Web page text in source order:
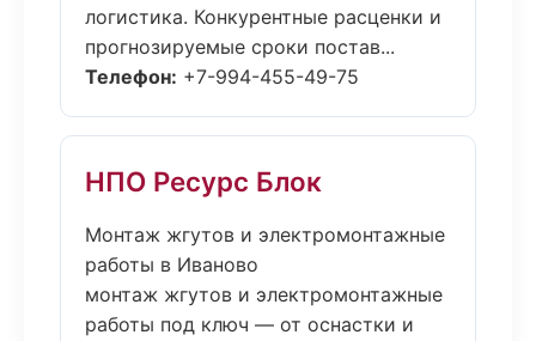
логистика. Конкурентные расценки и
прогнозируемые сроки постав...
Телефон: +7-994-455-49-75
НПО Ресурс Блок
Монтаж жгутов и электромонтажные
работы в Иваново
монтаж жгутов и электромонтажные
работы под ключ — от оснастки и